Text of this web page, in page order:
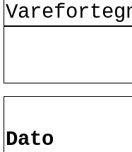
Dato